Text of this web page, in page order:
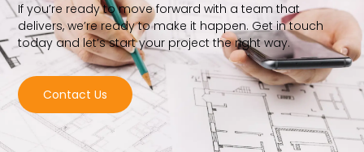
If you’re ready to move forward with a team that
delivers, we’re ready to make it happen. Get in touch
today and let’s start your project the right way.
Contact Us